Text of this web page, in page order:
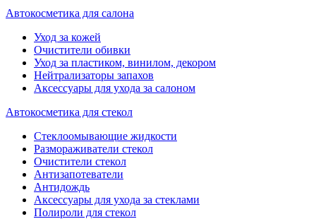
Автокосметика для салона
Уход за кожей
Очистители обивки
Уход за пластиком, винилом, декором
Нейтрализаторы запахов
Аксессуары для ухода за салоном
Автокосметика для стекол
Стеклоомывающие жидкости
Размораживатели стекол
Очистители стекол
Антизапотеватели
Антидождь
Аксессуары для ухода за стеклами
Полироли для стекол